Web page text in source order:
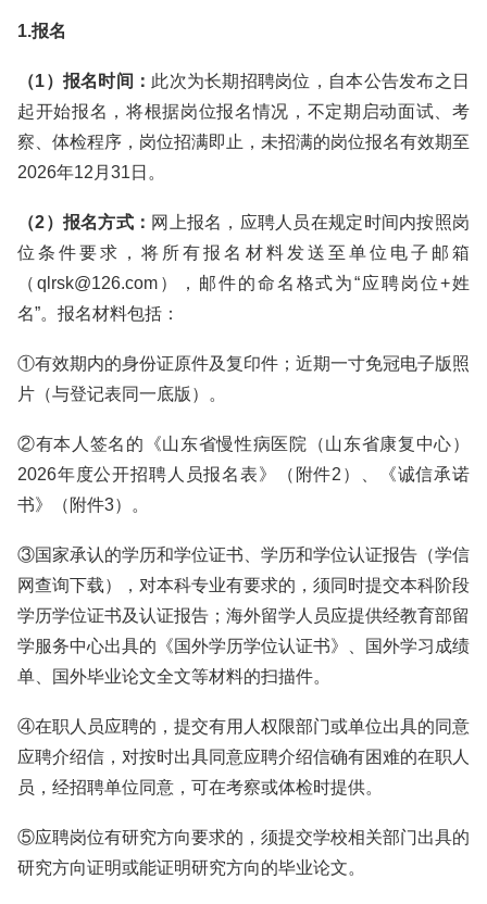
1.报名
（1）报名时间： 此次为长期招聘岗位，自本公告发布之日
起开始报名，将根据岗位报名情况，不定期启动面试、考
察、体检程序，岗位招满即止，未招满的岗位报名有效期至
2026年12月31日。
（2）报名方式： 网上报名，应聘人员在规定时间内按照岗
位条件要求，将所有报名材料发送至单位电子邮箱
（qlrsk@126.com），邮件的命名格式为“应聘岗位+姓
名”。报名材料包括：
①有效期内的身份证原件及复印件；近期一寸免冠电子版照
片（与登记表同一底版）。
②有本人签名的《山东省慢性病医院（山东省康复中心）
2026年度公开招聘人员报名表》（附件2）、《诚信承诺
书》（附件3）。
③国家承认的学历和学位证书、学历和学位认证报告（学信
网查询下载），对本科专业有要求的，须同时提交本科阶段
学历学位证书及认证报告；海外留学人员应提供经教育部留
学服务中心出具的《国外学历学位认证书》、国外学习成绩
单、国外毕业论文全文等材料的扫描件。
④在职人员应聘的，提交有用人权限部门或单位出具的同意
应聘介绍信，对按时出具同意应聘介绍信确有困难的在职人
员，经招聘单位同意，可在考察或体检时提供。
⑤应聘岗位有研究方向要求的，须提交学校相关部门出具的
研究方向证明或能证明研究方向的毕业论文。